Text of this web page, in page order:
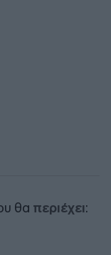
θα περιέχει: